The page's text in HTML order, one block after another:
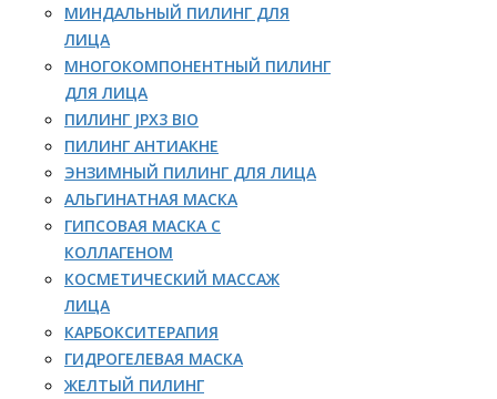
МИНДАЛЬНЫЙ ПИЛИНГ ДЛЯ
ЛИЦА
МНОГОКОМПОНЕНТНЫЙ ПИЛИНГ
ДЛЯ ЛИЦА
ПИЛИНГ JPX3 BIO
ПИЛИНГ АНТИАКНЕ
ЭНЗИМНЫЙ ПИЛИНГ ДЛЯ ЛИЦА
АЛЬГИНАТНАЯ МАСКА
ГИПСОВАЯ МАСКА С
КОЛЛАГЕНОМ
КОСМЕТИЧЕСКИЙ МАССАЖ
ЛИЦА
КАРБОКСИТЕРАПИЯ
ГИДРОГЕЛЕВАЯ МАСКА
ЖЕЛТЫЙ ПИЛИНГ